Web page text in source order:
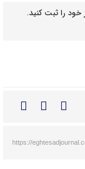
خود را ثبت کنید.
https://